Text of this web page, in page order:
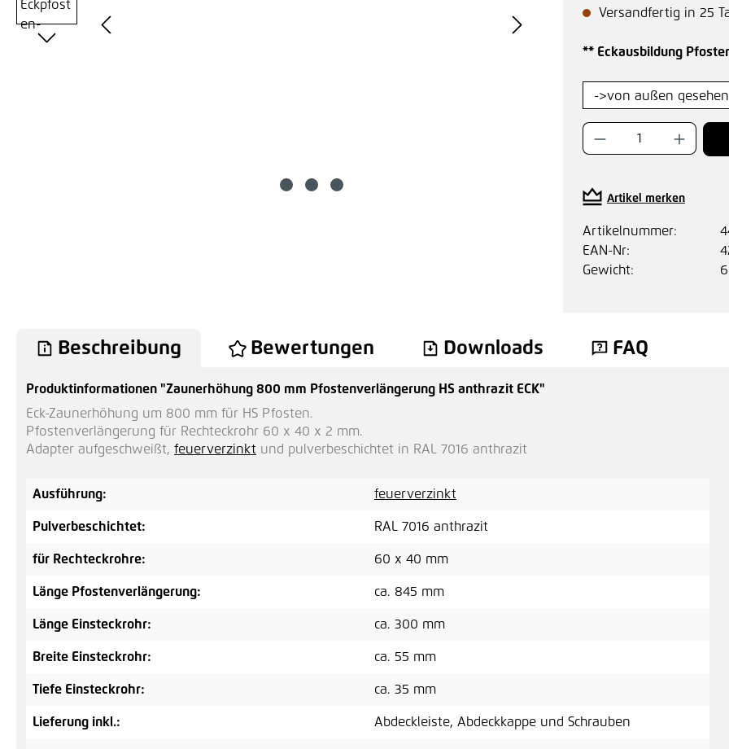
Versandfertig in 25
** Eckausbildung
Produkt
Artikel merken
Artikelnummer:
EAN-Nr:
Gewicht:
Beschreibung Bewertungen Downloads FAQ
Produktinformationen "Zaunerhöhung 800 mm Pfostenverlängerung HS anthrazit ECK"
Eck-Zaunerhöhung um 800 mm für HS Pfosten.
Pfostenverlängerung für Rechteckrohr 60 x 40 x 2 mm.
Adapter aufgeschweißt, feuerverzinkt und pulverbeschichtet in RAL 7016 anthrazit
Ausführung: feuerverzinkt
Pulverbeschichtet: RAL 7016 anthrazit
für Rechteckrohre: 60 x 40 mm
Länge Pfostenverlängerung: ca. 845 mm
Länge Einsteckrohr: ca. 300 mm
Breite Einsteckrohr: ca. 55 mm
Tiefe Einsteckrohr: ca. 35 mm
Lieferung inkl.: Abdeckleiste, Abdeckkappe und Schrauben